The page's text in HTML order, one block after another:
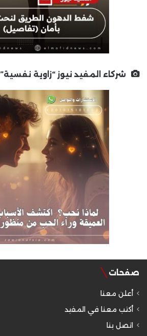
شركاء المفيد نيوز “زاوية نفسية”
صفحات
أعلن معنا
أكتب معنا في المفيد
اتصل بنا